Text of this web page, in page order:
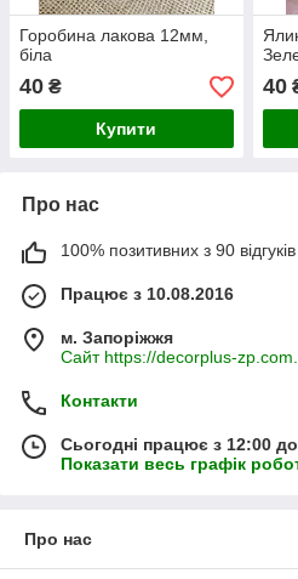
Горобина лакова 12мм,
біла
40 ₴
Купити
40
Про нас
100% позитивних з 90 відгуків
Працює з 10.08.2016
м. Запоріжжя
Сайт https://decorplus-
Контакти
Сьогодні працює з 12:00
Показати весь графік
Про нас